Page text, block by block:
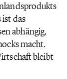
ist das
abhängig,
macht.
bleibt